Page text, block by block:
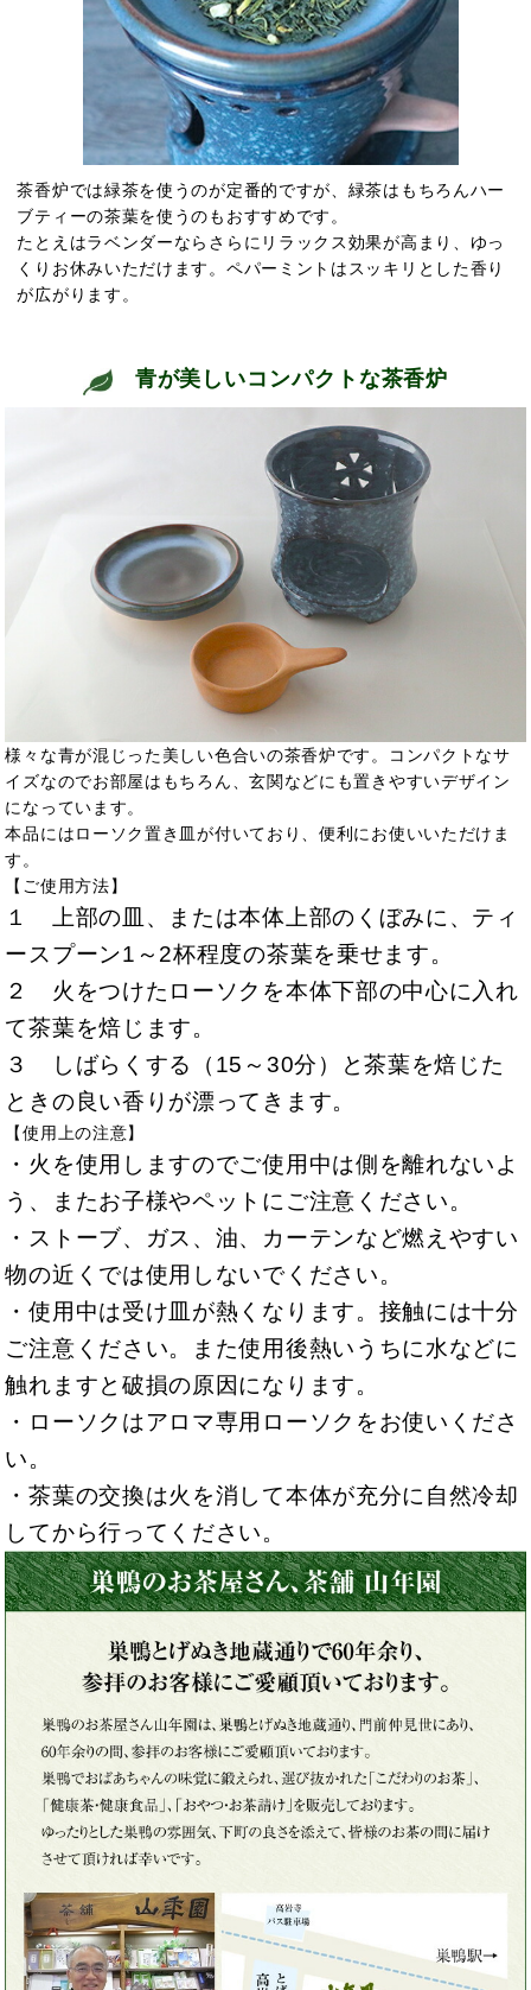
茶香炉では緑茶を使うのが定番的ですが、緑茶はもちろんハー
ブティーの茶葉を使うのもおすすめです。
たとえはラベンダーならさらにリラックス効果が高まり、ゆっ
くりお休みいただけます。ペパーミントはスッキリとした香り
が広がります。
青が美しいコンパクトな茶香炉
様々な青が混じった美しい色合いの茶香炉です。コンパクトなサ
イズなのでお部屋はもちろん、玄関などにも置きやすいデザイン
になっています。
本品にはローソク置き皿が付いており、便利にお使いいただけま
す。
【ご使用方法】
１ 上部の皿、または本体上部のくぼみに、ティ
ースプーン1～2杯程度の茶葉を乗せます。
２ 火をつけたローソクを本体下部の中心に入れ
て茶葉を焙じます。
３ しばらくする（15～30分）と茶葉を焙じた
ときの良い香りが漂ってきます。
【使用上の注意】
・火を使用しますのでご使用中は側を離れないよ
う、またお子様やペットにご注意ください。
・ストーブ、ガス、油、カーテンなど燃えやすい
物の近くでは使用しないでください。
・使用中は受け皿が熱くなります。接触には十分
ご注意ください。また使用後熱いうちに水などに
触れますと破損の原因になります。
・ローソクはアロマ専用ローソクをお使いくださ
い。
・茶葉の交換は火を消して本体が充分に自然冷却
してから行ってください。